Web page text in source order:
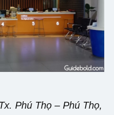
Phú Thọ – Phú Thọ,